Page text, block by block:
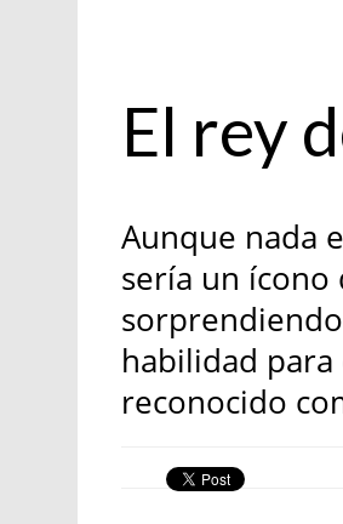
El rey
Aunque nada
sería un ícono
habilidad
reconocido